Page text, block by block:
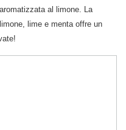
al limone. La
lime e menta offre un